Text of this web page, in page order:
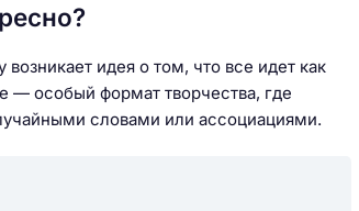
идея о том, что все идет как
— особый формат творчества, где
словами или ассоциациями.